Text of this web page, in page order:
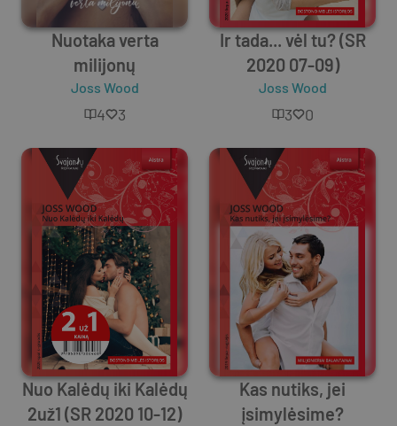
Nuotaka verta
milijonų
Joss Wood
4 3
Ir tada... vėl tu? (SR
2020 07-09)
Joss Wood
3 0
Nuo Kalėdų iki Kalėdų
2už1 (SR 2020 10-12)
Kas nutiks, jei
įsimylėsime?